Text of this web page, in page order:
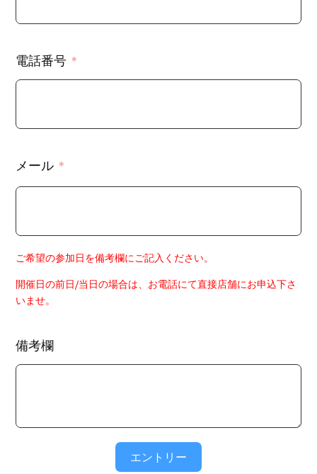
電話番号
メール
ご希望の参加日を備考欄にご記入ください。
開催日の前日/当日の場合は、お電話にて直接店舗にお申込下さ
いませ。
備考欄
エントリー